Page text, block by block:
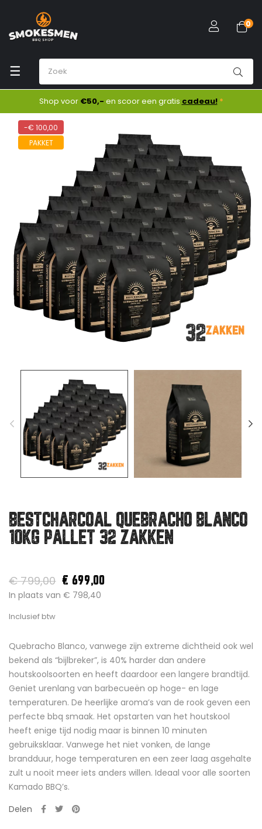
Toggle
navigation
☰
0
Shop voor €50,- en scoor een gratis cadeau! *
-€ 100,00
PAKKET
BESTCHARCOAL QUEBRACHO BLANCO
10KG PALLET 32 ZAKKEN
€ 799,00 € 699,00
In plaats van € 798,40
Inclusief btw
Quebracho Blanco, vanwege zijn extreme dichtheid ook wel
bekend als “bijlbreker”, is 40% harder dan andere
houtskoolsoorten en heeft daardoor een langere brandtijd.
Geniet urenlang van barbecueën op hoge- en lage
temperaturen. De heerlijke aroma’s van de rook geven een
perfecte bbq smaak. Het opstarten van het houtskool
heeft enige tijd nodig maar is binnen 10 minuten
gebruiksklaar. Vanwege het niet vonken, de lange
brandduur, hoge temperaturen en een zeer laag asgehalte
zult u nooit meer iets anders willen. Ideaal voor alle soorten
Kamado BBQ’s.
Delen